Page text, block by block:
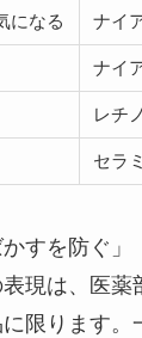
になる ナイ
ナイ
レチ
セラ
すを防ぐ」
現は、医薬
限ります。